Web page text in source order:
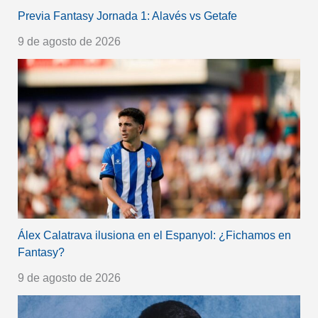
Previa Fantasy Jornada 1: Alavés vs Getafe
9 de agosto de 2026
Álex Calatrava ilusiona en el Espanyol: ¿Fichamos en
Fantasy?
9 de agosto de 2026